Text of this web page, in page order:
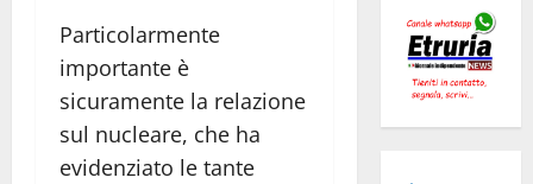
Particolarmente
importante è
sicuramente la relazione
sul nucleare, che ha
evidenziato le tante